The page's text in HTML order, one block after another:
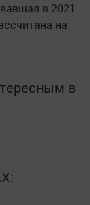
в 2021
на
в